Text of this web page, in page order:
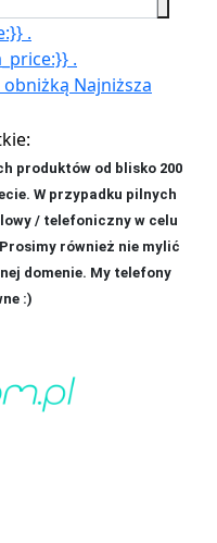
.
.
obniżką Najniższa
produktów od blisko 200
W przypadku pilnych
/ telefoniczny w celu
rosimy również nie mylić
domenie. My telefony
:)